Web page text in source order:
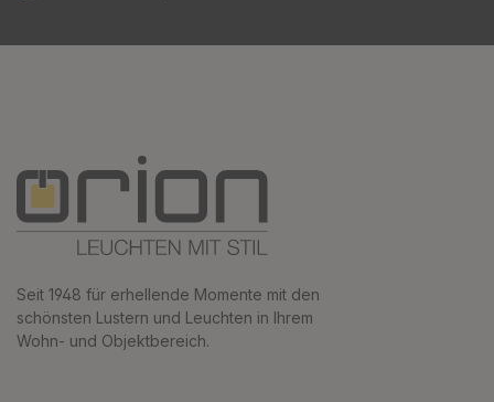
Seit 1948 für erhellende Momente mit den
schönsten Lustern und Leuchten in Ihrem
Wohn- und Objektbereich.